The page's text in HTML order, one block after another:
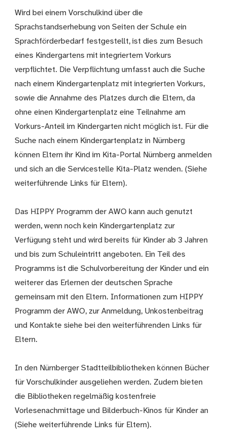
Wird bei einem Vorschulkind über die
Sprachstandserhebung von Seiten der Schule ein
Sprachförderbedarf festgestellt, ist dies zum Besuch
eines Kindergartens mit integriertem Vorkurs
verpflichtet. Die Verpflichtung umfasst auch die Suche
nach einem Kindergartenplatz mit integrierten Vorkurs,
sowie die Annahme des Platzes durch die Eltern, da
ohne einen Kindergartenplatz eine Teilnahme am
Vorkurs-Anteil im Kindergarten nicht möglich ist. Für die
Suche nach einem Kindergartenplatz in Nürnberg
können Eltern ihr Kind im Kita-Portal Nürnberg anmelden
und sich an die Servicestelle Kita-Platz wenden. (Siehe
weiterführende Links für Eltern).
Das HIPPY Programm der AWO kann auch genutzt
werden, wenn noch kein Kindergartenplatz zur
Verfügung steht und wird bereits für Kinder ab 3 Jahren
und bis zum Schuleintritt angeboten. Ein Teil des
Programms ist die Schulvorbereitung der Kinder und ein
weiterer das Erlernen der deutschen Sprache
gemeinsam mit den Eltern. Informationen zum HIPPY
Programm der AWO, zur Anmeldung, Unkostenbeitrag
und Kontakte siehe bei den weiterführenden Links für
Eltern.
In den Nürnberger Stadtteilbibliotheken können Bücher
für Vorschulkinder ausgeliehen werden. Zudem bieten
die Bibliotheken regelmäßig kostenfreie
Vorlesenachmittage und Bilderbuch-Kinos für Kinder an
(Siehe weiterführende Links für Eltern).